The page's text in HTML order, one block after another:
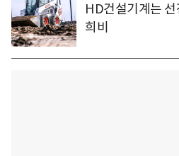
HD건설기계는
희비